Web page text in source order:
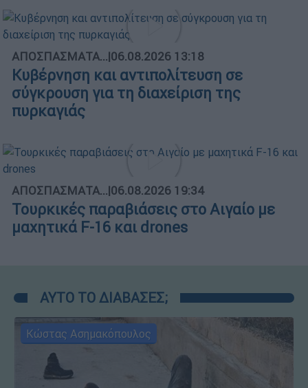
ΑΠΟΣΠΑΣΜΑΤΑ...|06.08.2026 13:18
Κυβέρνηση και αντιπολίτευση σε
σύγκρουση για τη διαχείριση της
πυρκαγιάς
ΑΠΟΣΠΑΣΜΑΤΑ...|06.08.2026 19:34
Τουρκικές παραβιάσεις στο Αιγαίο με
μαχητικά F-16 και drones
ΑΥΤΟ ΤΟ ΔΙΑΒΑΣΕΣ;
Κώστας Ασημακόπουλος